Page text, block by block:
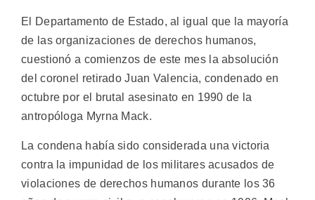
El Departamento de Estado, al igual que la mayoría
de las organizaciones de derechos humanos,
cuestionó a comienzos de este mes la absolución
del coronel retirado Juan Valencia, condenado en
octubre por el brutal asesinato en 1990 de la
antropóloga Myrna Mack.
La condena había sido considerada una victoria
contra la impunidad de los militares acusados de
violaciones de derechos humanos durante los 36